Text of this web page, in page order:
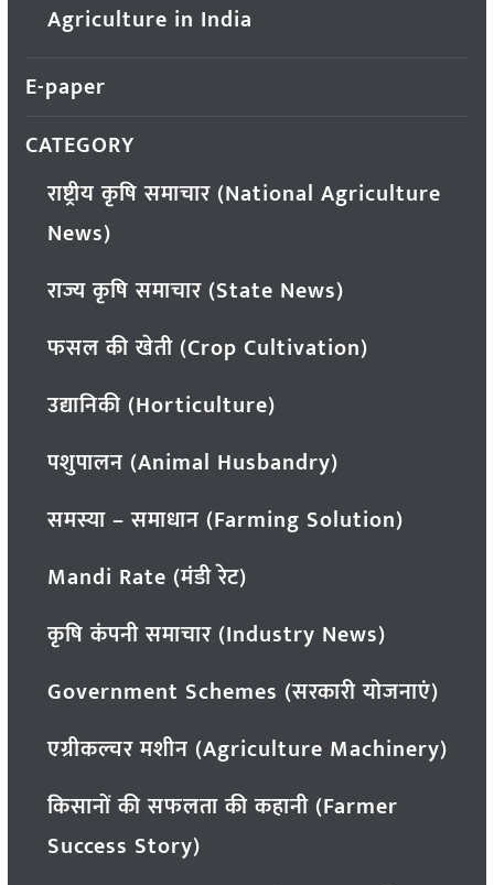
Agriculture in India
E-paper
CATEGORY
राष्ट्रीय कृषि समाचार (National Agriculture
News)
राज्य कृषि समाचार (State News)
फसल की खेती (Crop Cultivation)
उद्यानिकी (Horticulture)
पशुपालन (Animal Husbandry)
समस्या – समाधान (Farming Solution)
Mandi Rate (मंडी रेट)
कृषि कंपनी समाचार (Industry News)
Government Schemes (सरकारी योजनाएं)
एग्रीकल्चर मशीन (Agriculture Machinery)
किसानों की सफलता की कहानी (Farmer
Success Story)